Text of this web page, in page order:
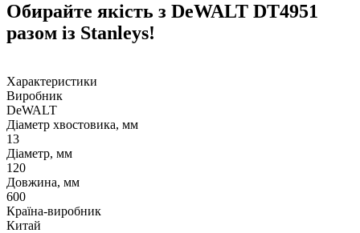
Обирайте якість з DeWALT DT4951
разом із Stanleys!
Характеристики
Виробник
DeWALT
Діаметр хвостовика, мм
13
Діаметр, мм
120
Довжина, мм
600
Країна-виробник
Китай